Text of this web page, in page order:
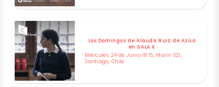
Los Domingos de Alauda Ruiz de Azúa
en SALA K
Miércoles 24 de Junio 18:15, Marín 321,
Santiago, Chile